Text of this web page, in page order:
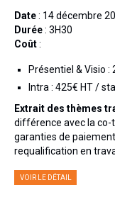
Contact
Date: 14 décembre
Durée: 3H30
Coût:
Présentiel & Visio
Intra : 425€ HT /
Extrait des thèmes
différence avec la co-
garanties de
requalification en
VOIR LE DÉTAIL